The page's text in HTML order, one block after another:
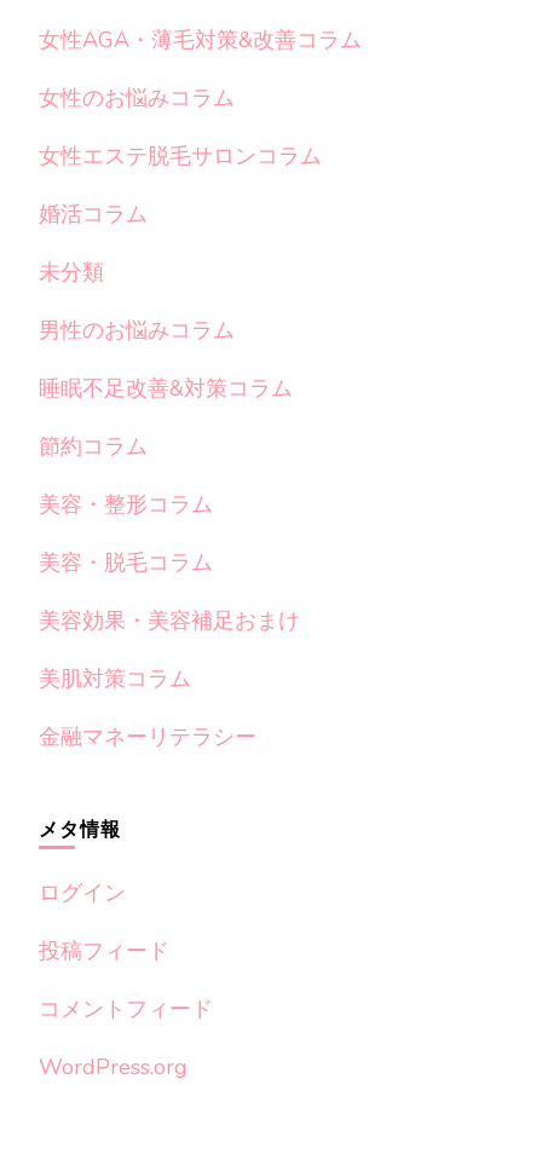
女性AGA・薄毛対策&改善コラム
女性のお悩みコラム
女性エステ脱毛サロンコラム
婚活コラム
未分類
男性のお悩みコラム
睡眠不足改善&対策コラム
節約コラム
美容・整形コラム
美容・脱毛コラム
美容効果・美容補足おまけ
美肌対策コラム
金融マネーリテラシー
メタ情報
ログイン
投稿フィード
コメントフィード
WordPress.org